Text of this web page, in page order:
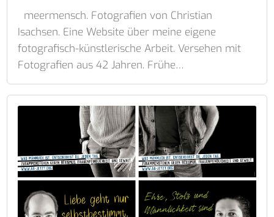
meermensch. Fotografien von Christian
Isachsen. Eine Website über meine eigene
fotografisch-künstlerische Arbeit. Versehen mit
Fotografien aus 42 Jahren. Frühe…